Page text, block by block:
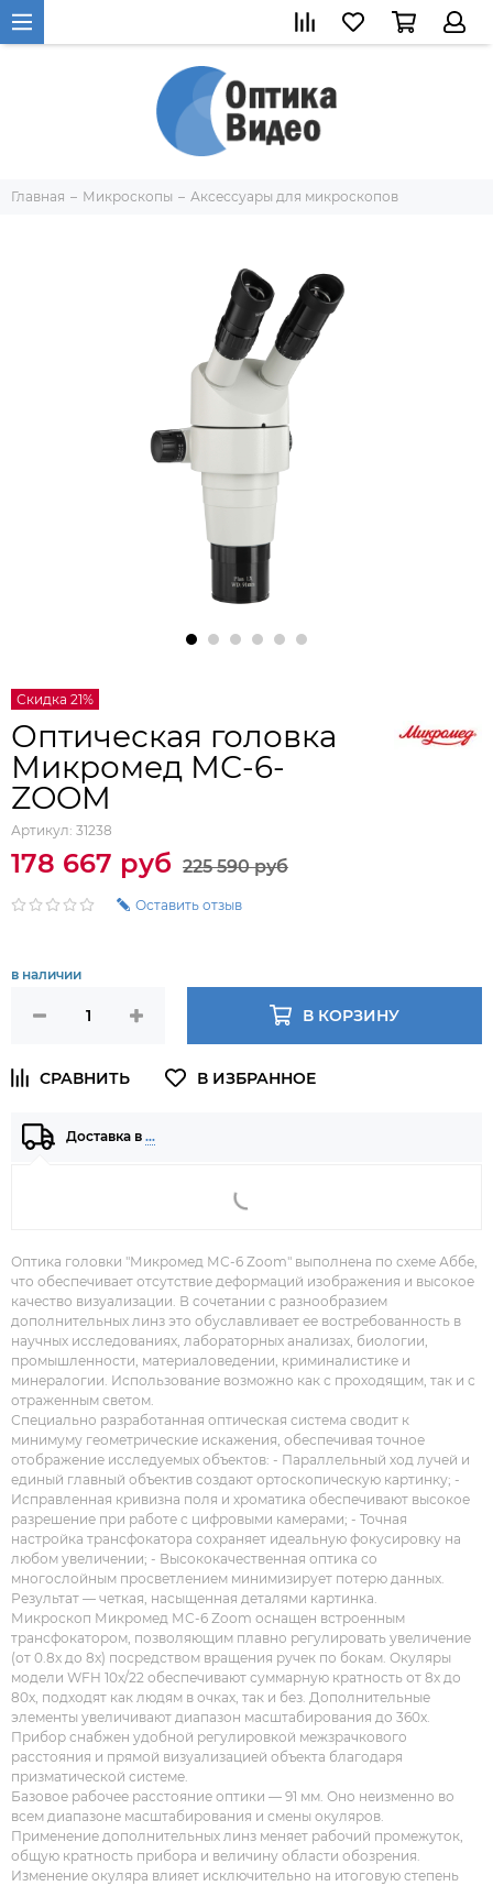
Главная Микроскопы Аксессуары для микроскопов
Скидка 21%
Оптическая головка
Микромед МС-6-
ZOOM
Артикул: 31238
178 667 руб 225 590 руб
Оставить отзыв
в наличии
В КОРЗИНУ
Доставка в …
Оптика головки "Микромед МС-6 Zoom" выполнена по схеме Аббе,
что обеспечивает отсутствие деформаций изображения и высокое
качество визуализации. В сочетании с разнообразием
дополнительных линз это обуславливает ее востребованность в
научных исследованиях, лабораторных анализах, биологии,
промышленности, материаловедении, криминалистике и
минералогии. Использование возможно как с проходящим, так и с
отраженным светом.
Специально разработанная оптическая система сводит к
минимуму геометрические искажения, обеспечивая точное
отображение исследуемых объектов: - Параллельный ход лучей и
единый главный объектив создают ортоскопическую картинку; -
Исправленная кривизна поля и хроматика обеспечивают высокое
разрешение при работе с цифровыми камерами; - Точная
настройка трансфокатора сохраняет идеальную фокусировку на
любом увеличении; - Высококачественная оптика со
многослойным просветлением минимизирует потерю данных.
Результат — четкая, насыщенная деталями картинка.
Микроскоп Микромед МС-6 Zoom оснащен встроенным
трансфокатором, позволяющим плавно регулировать увеличение
(от 0.8x до 8x) посредством вращения ручек по бокам. Окуляры
модели WFH 10x/22 обеспечивают суммарную кратность от 8x до
80x, подходят как людям в очках, так и без. Дополнительные
элементы увеличивают диапазон масштабирования до 360x.
Прибор снабжен удобной регулировкой межзрачкового
расстояния и прямой визуализацией объекта благодаря
призматической системе.
Базовое рабочее расстояние оптики — 91 мм. Оно неизменно во
всем диапазоне масштабирования и смены окуляров.
Применение дополнительных линз меняет рабочий промежуток,
общую кратность прибора и величину области обозрения.
Изменение окуляра влияет исключительно на итоговую степень